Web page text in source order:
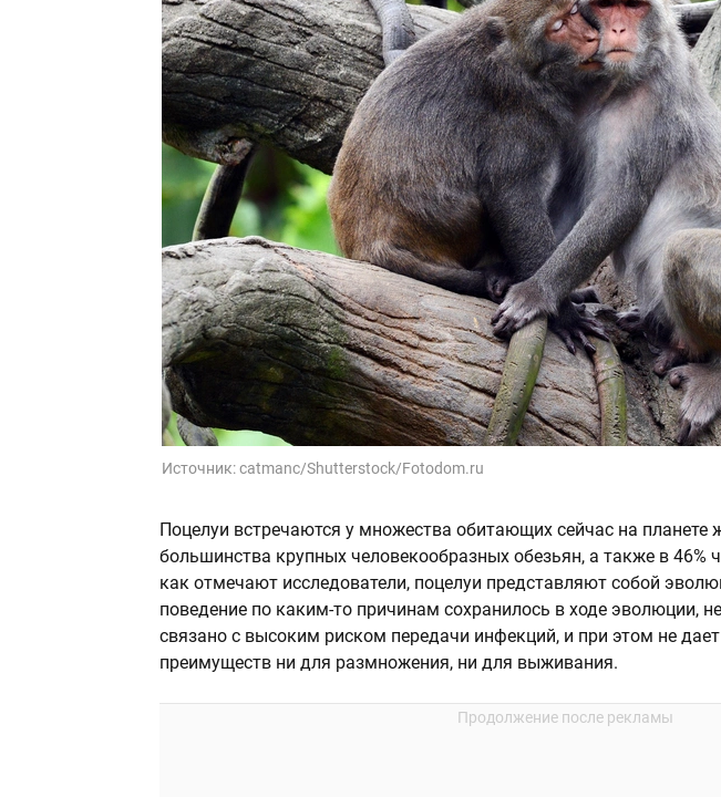
Источник:catmanc/Shutterstock/Fotodom.ru
Поцелуи встречаются у множества обитающих сейчас на планете
большинства крупных человекообразных обезьян, а также в 46%
как отмечают исследователи, поцелуи представляют собой
поведение по каким-то причинам сохранилось в ходе эволюции,
связано с высоким риском передачи инфекций, и при этом не
преимуществ ни для размножения, ни для выживания.